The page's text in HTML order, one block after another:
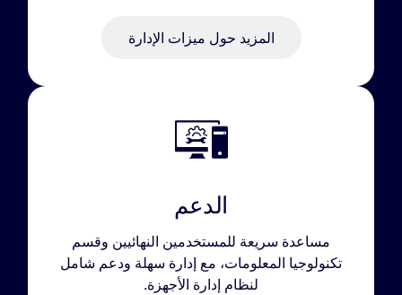
المزيد حول ميزات الإدارة
الدعم
مساعدة سريعة للمستخدمين النهائيين وقسم
تكنولوجيا المعلومات، مع إدارة سهلة ودعم شامل
لنظام إدارة الأجهزة.